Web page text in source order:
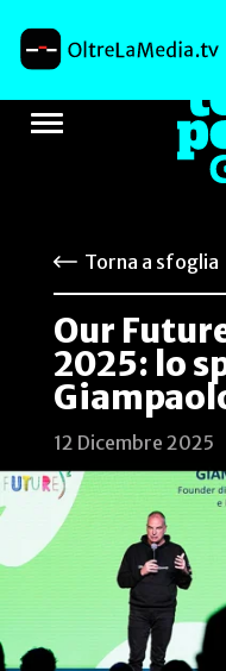
Torna a sfoglia
Our
2025: lo
12 Dicembre 2025